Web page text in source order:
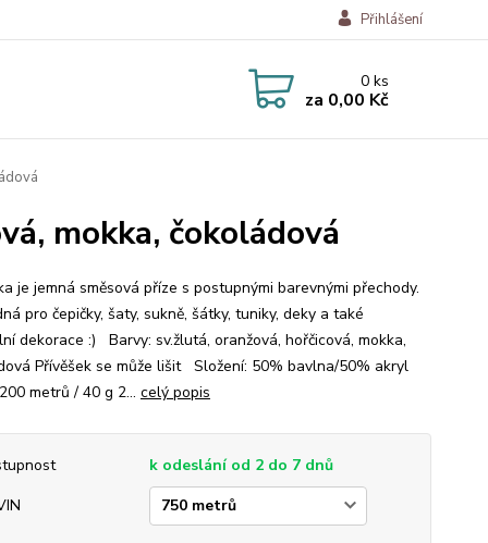
Přihlášení
0ks
za 0,00 Kč
mokka, čokoládová
je jemná směsová příze s postupnými barevnými přechody.
pro čepičky, šaty, sukně, šátky, tuniky, deky a také
dekorace :) Barvy: sv.žlutá, oranžová, hořčicová, mokka,
Přívěšek se může lišit Složení: 50% bavlna/50% akryl
metrů / 40 g 2... celý popis
k odeslání od 2 do 7 dnů